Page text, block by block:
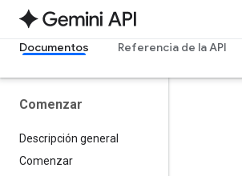
Documentos Referencia de la API
Comenzar
Descripción general
Comenzar